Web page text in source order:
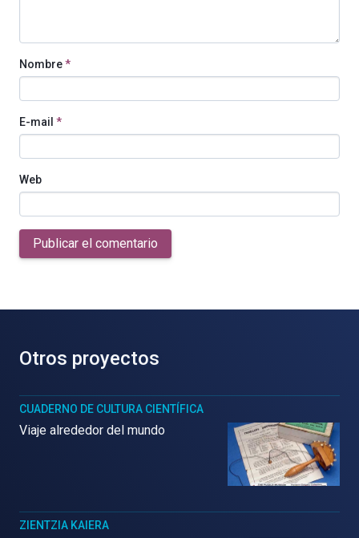
Nombre*
E-mail *
Web
Publicar el comentario
Otros proyectos
CUADERNO DE CULTURA CIENTÍFICA
Viaje alrededor del mundo
ZIENTZIA KAIERA